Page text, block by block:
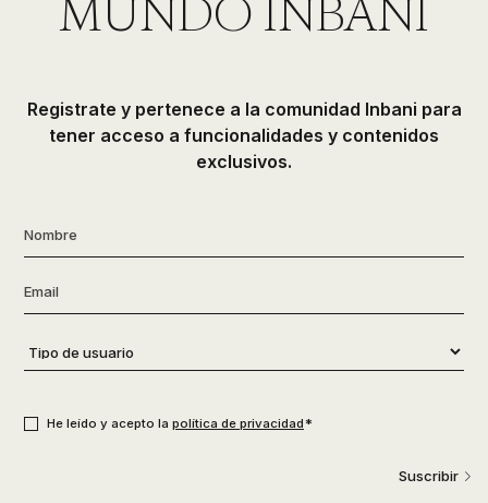
MUNDO INBANI
Registrate y pertenece a la comunidad Inbani para
tener acceso a funcionalidades y contenidos
exclusivos.
Nombre
Email
Tipo
de
He leído y acepto la política de privacidad*
Suscribir